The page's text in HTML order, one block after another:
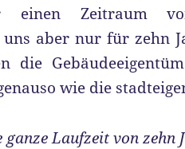
einen Zeitraum
aber nur für zehn
die
wie die
ganze Laufzeit von zehn